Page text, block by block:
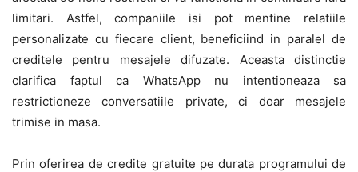
limitari. Astfel, companiile isi pot mentine relatiile
personalizate cu fiecare client, beneficiind in paralel de
creditele pentru mesajele difuzate. Aceasta distinctie
clarifica faptul ca WhatsApp nu intentioneaza sa
restrictioneze conversatiile private, ci doar mesajele
trimise in masa.
Prin oferirea de credite gratuite pe durata programului de